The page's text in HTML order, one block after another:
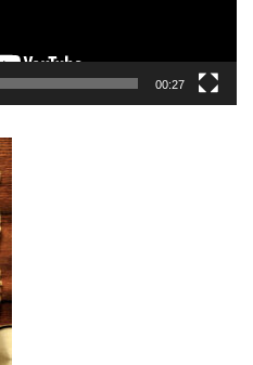
00:27